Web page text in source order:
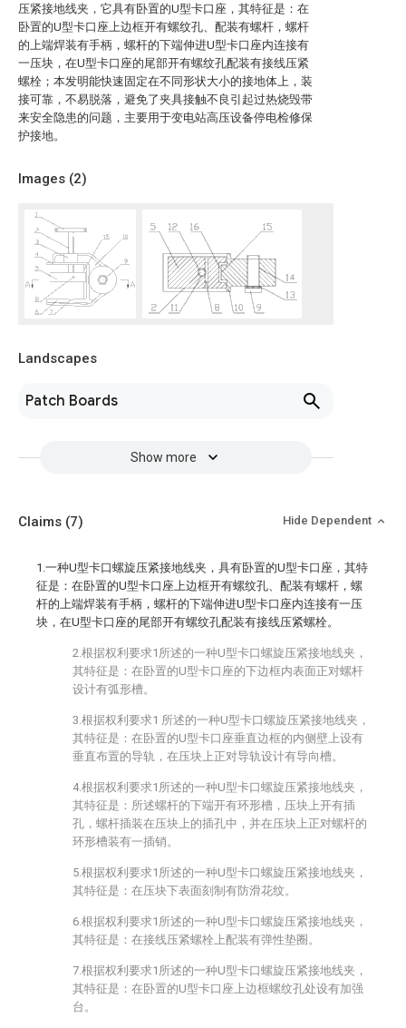
压紧接地线夹，它具有卧置的U型卡口座，其特征是：在
卧置的U型卡口座上边框开有螺纹孔、配装有螺杆，螺杆
的上端焊装有手柄，螺杆的下端伸进U型卡口座内连接有
一压块，在U型卡口座的尾部开有螺纹孔配装有接线压紧
螺栓；本发明能快速固定在不同形状大小的接地体上，装
接可靠，不易脱落，避免了夹具接触不良引起过热烧毁带
来安全隐患的问题，主要用于变电站高压设备停电检修保
护接地。
Images (2)
Landscapes
Patch Boards
Show more
Claims (7) Hide Dependent
1.一种U型卡口螺旋压紧接地线夹，具有卧置的U型卡口座，其特
征是：在卧置的U型卡口座上边框开有螺纹孔、配装有螺杆，螺
杆的上端焊装有手柄，螺杆的下端伸进U型卡口座内连接有一压
块，在U型卡口座的尾部开有螺纹孔配装有接线压紧螺栓。
2.根据权利要求1所述的一种U型卡口螺旋压紧接地线夹，
其特征是：在卧置的U型卡口座的下边框内表面正对螺杆
设计有弧形槽。
3.根据权利要求1 所述的一种U型卡口螺旋压紧接地线夹，
其特征是：在卧置的U型卡口座垂直边框的内侧壁上设有
垂直布置的导轨，在压块上正对导轨设计有导向槽。
4.根据权利要求1所述的一种U型卡口螺旋压紧接地线夹，
其特征是：所述螺杆的下端开有环形槽，压块上开有插
孔，螺杆插装在压块上的插孔中，并在压块上正对螺杆的
环形槽装有一插销。
5.根据权利要求1所述的一种U型卡口螺旋压紧接地线夹，
其特征是：在压块下表面刻制有防滑花纹。
6.根据权利要求1所述的一种U型卡口螺旋压紧接地线夹，
其特征是：在接线压紧螺栓上配装有弹性垫圈。
7.根据权利要求1所述的一种U型卡口螺旋压紧接地线夹，
其特征是：在卧置的U型卡口座上边框螺纹孔处设有加强
台。